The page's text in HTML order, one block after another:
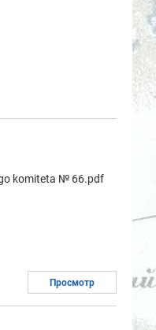
komitetа № 66.pdf
Просмотр